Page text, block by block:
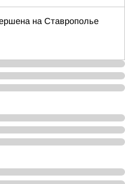
на Ставрополье